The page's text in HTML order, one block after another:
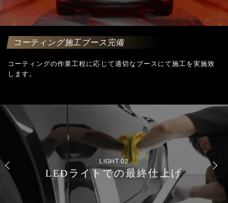
コーティング施工ブース完備
コーティングの作業工程に応じて適切なブースにて施工を実施致
します。
LIGHT 01
照明設備